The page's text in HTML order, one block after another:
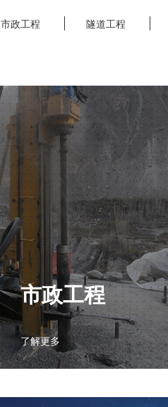
市政工程 隧道工程
市政工程
了解更多